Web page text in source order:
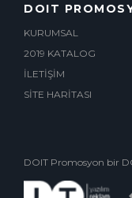
DOIT
KURUMSAL
2019 KATALOG
İLETİŞİM
SİTE HARİTASI
DOIT Promosyon bir